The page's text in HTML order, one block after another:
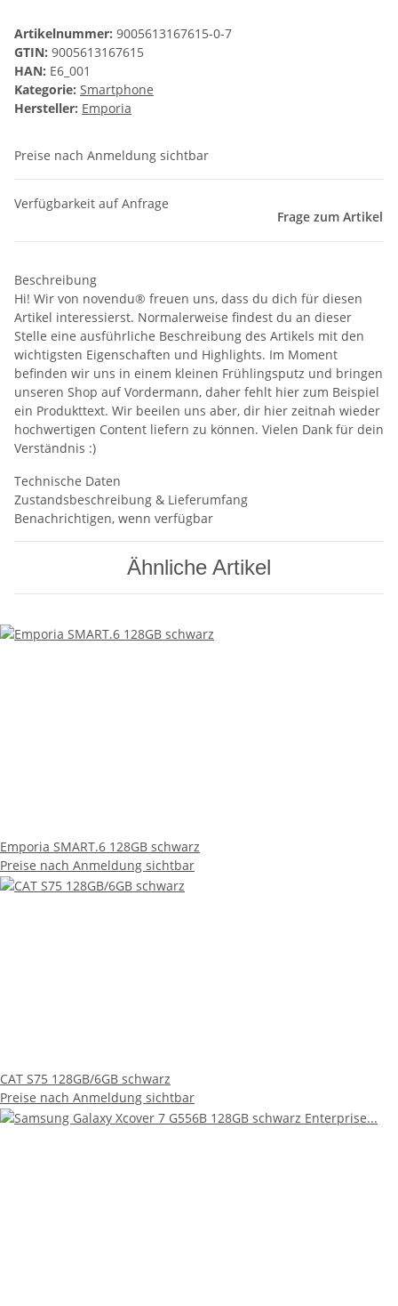
Artikelnummer: 9005613167615-0-7
GTIN: 9005613167615
HAN: E6_001
Kategorie: Smartphone
Hersteller: Emporia
Preise nach Anmeldung sichtbar
Verfügbarkeit auf Anfrage
Frage zum Artikel
Beschreibung
Hi! Wir von novendu® freuen uns, dass du dich für diesen
Artikel interessierst. Normalerweise findest du an dieser
Stelle eine ausführliche Beschreibung des Artikels mit den
wichtigsten Eigenschaften und Highlights. Im Moment
befinden wir uns in einem kleinen Frühlingsputz und bringen
unseren Shop auf Vordermann, daher fehlt hier zum Beispiel
ein Produkttext. Wir beeilen uns aber, dir hier zeitnah wieder
hochwertigen Content liefern zu können. Vielen Dank für dein
Verständnis :)
Technische Daten
Zustandsbeschreibung & Lieferumfang
Benachrichtigen, wenn verfügbar
Ähnliche Artikel
Emporia SMART.6 128GB schwarz
Preise nach Anmeldung sichtbar
CAT S75 128GB/6GB schwarz
Preise nach Anmeldung sichtbar